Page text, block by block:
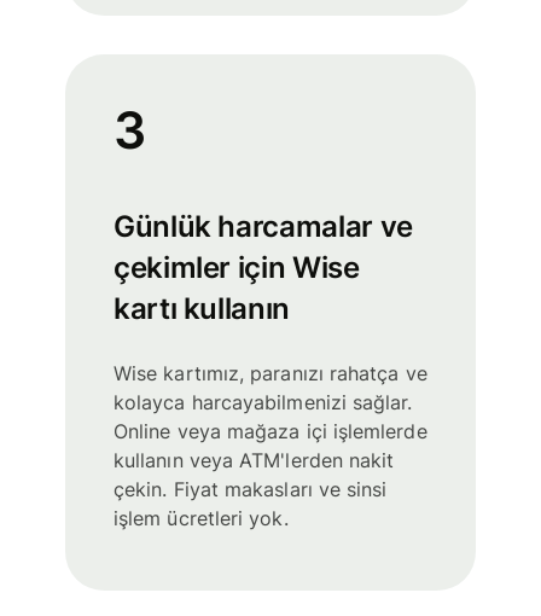
3
Günlük harcamalar ve
çekimler için Wise
kartı kullanın
Wise kartımız, paranızı rahatça ve
kolayca harcayabilmenizi sağlar.
Online veya mağaza içi işlemlerde
kullanın veya ATM'lerden nakit
çekin. Fiyat makasları ve sinsi
işlem ücretleri yok.